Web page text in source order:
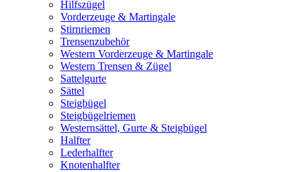
Hilfszügel
Vorderzeuge & Martingale
Stirnriemen
Trensenzubehör
Western Vorderzeuge & Martingale
Western Trensen & Zügel
Sattelgurte
Sättel
Steigbügel
Steigbügelriemen
Westernsättel, Gurte & Steigbügel
Halfter
Lederhalfter
Knotenhalfter